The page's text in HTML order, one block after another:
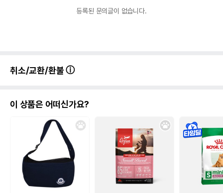
등록된 문의글이 없습니다.
취소/교환/환불
이 상품은 어떠신가요?